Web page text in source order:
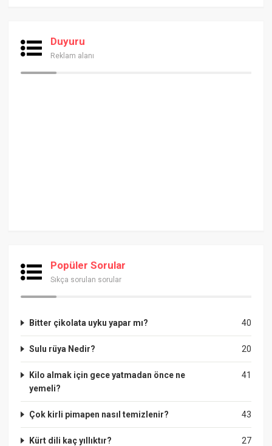
Duyuru
Reklam alanı
Popüler Sorular
Sıkça sorulan sorular
40
Bitter çikolata uyku yapar mı?
20
Sulu rüya Nedir?
41
Kilo almak için gece yatmadan önce ne
yemeli?
43
Çok kirli pimapen nasıl temizlenir?
27
Kürt dili kaç yıllıktır?